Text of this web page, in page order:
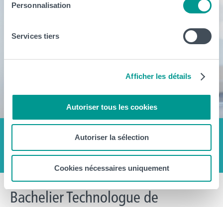
Personnalisation
Services tiers
Afficher les détails
Autoriser tous les cookies
Autoriser la sélection
Cookies nécessaires uniquement
Bachelier Technologue de